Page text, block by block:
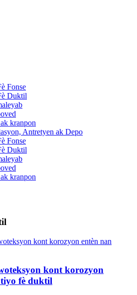
Fonse
Duktil
kranpon
Antretyen ak Depo
Fonse
Duktil
kranpon
kont korozyon
fè duktil